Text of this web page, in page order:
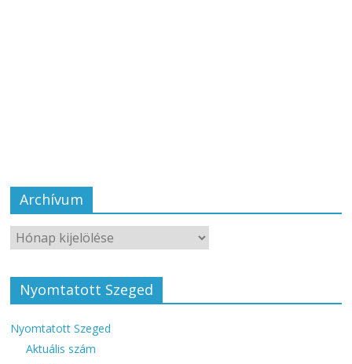
Archívum
Nyomtatott Szeged
Nyomtatott Szeged
Aktuális szám